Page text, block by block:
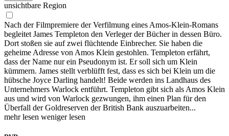
unsichtbare Region
Nach der Filmpremiere der Verfilmung eines Amos-Klein-Romans
begleitet James Templeton den Verleger der Bücher in dessen Büro.
Dort stoßen sie auf zwei flüchtende Einbrecher. Sie haben die
geheime Adresse von Amos Klein gestohlen. Templeton erfährt,
dass der Name nur ein Pseudonym ist. Er soll sich um Klein
kümmern. James stellt verblüfft fest, dass es sich bei Klein um die
hübsche Joyce Darling handelt! Beide werden ins Landhaus des
Unternehmers Warlock entführt. Templeton gibt sich als Amos Klein
aus und wird von Warlock gezwungen, ihm einen Plan für den
Überfall der Goldreserven der British Bank auszuarbeiten...
mehr lesen weniger lesen